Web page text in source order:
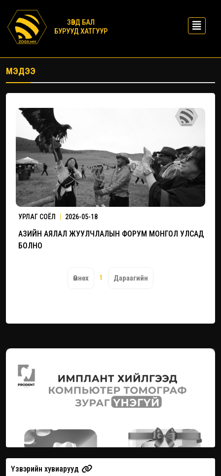
ЗӨВД БАЛ
БУРУУД ХАТГУУР
МЭДЭЭ
УРЛАГ СОЁЛ 2026-05-18
АЗИЙН АЯЛАЛ ЖУУЛЧЛАЛЫН ФОРУМ МОНГОЛ УЛСАД
БОЛНО
Өмнөх 1 Дараагийн
Үзвэрийн хувиарууд